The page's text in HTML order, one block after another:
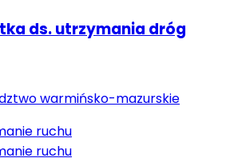
ds. utrzymania dróg
warmińsko-mazurskie
ruchu
ruchu